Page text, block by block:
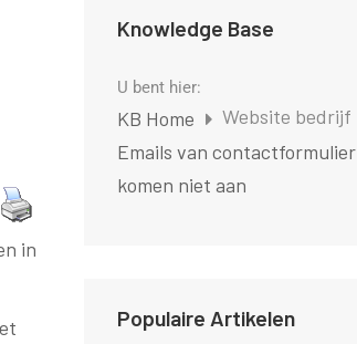
in
Knowledge Base
U bent hier:
KB Home
Website bedrijf
Emails van contactformulier
komen niet aan
Populaire Artikelen